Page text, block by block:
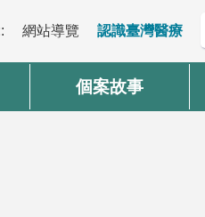
網站導覽 認識臺灣醫療
個案故事